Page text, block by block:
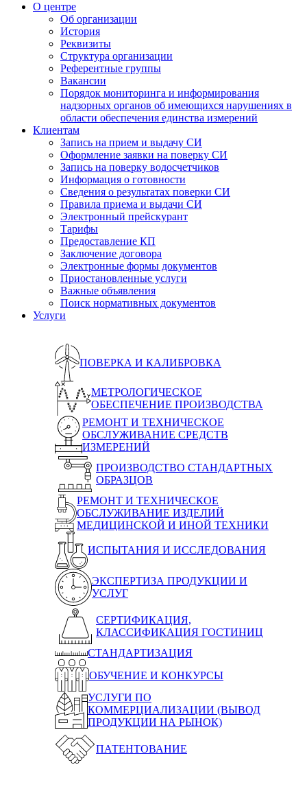
О центре
Об организации
История
Реквизиты
Структура организации
Референтные группы
Вакансии
Порядок мониторинга и информирования
надзорных органов об имеющихся нарушениях в
области обеспечения единства измерений
Клиентам
Запись на прием и выдачу СИ
Оформление заявки на поверку СИ
Запись на поверку водосчетчиков
Информация о готовности
Сведения о результатах поверки СИ
Правила приема и выдачи СИ
Электронный прейскурант
Тарифы
Предоставление КП
Заключение договора
Электронные формы документов
Приостановленные услуги
Важные объявления
Поиск нормативных документов
Услуги
ПОВЕРКА И КАЛИБРОВКА
МЕТРОЛОГИЧЕСКОЕ
ОБЕСПЕЧЕНИЕ ПРОИЗВОДСТВА
РЕМОНТ И ТЕХНИЧЕСКОЕ
ОБСЛУЖИВАНИЕ СРЕДСТВ
ИЗМЕРЕНИЙ
ПРОИЗВОДСТВО СТАНДАРТНЫХ
ОБРАЗЦОВ
РЕМОНТ И ТЕХНИЧЕСКОЕ
ОБСЛУЖИВАНИЕ ИЗДЕЛИЙ
МЕДИЦИНСКОЙ И ИНОЙ ТЕХНИКИ
ИСПЫТАНИЯ И ИССЛЕДОВАНИЯ
ЭКСПЕРТИЗА ПРОДУКЦИИ И
УСЛУГ
СЕРТИФИКАЦИЯ,
КЛАССИФИКАЦИЯ ГОСТИНИЦ
СТАНДАРТИЗАЦИЯ
ОБУЧЕНИЕ И КОНКУРСЫ
УСЛУГИ ПО
КОММЕРЦИАЛИЗАЦИИ (ВЫВОД
ПРОДУКЦИИ НА РЫНОК)
ПАТЕНТОВАНИЕ